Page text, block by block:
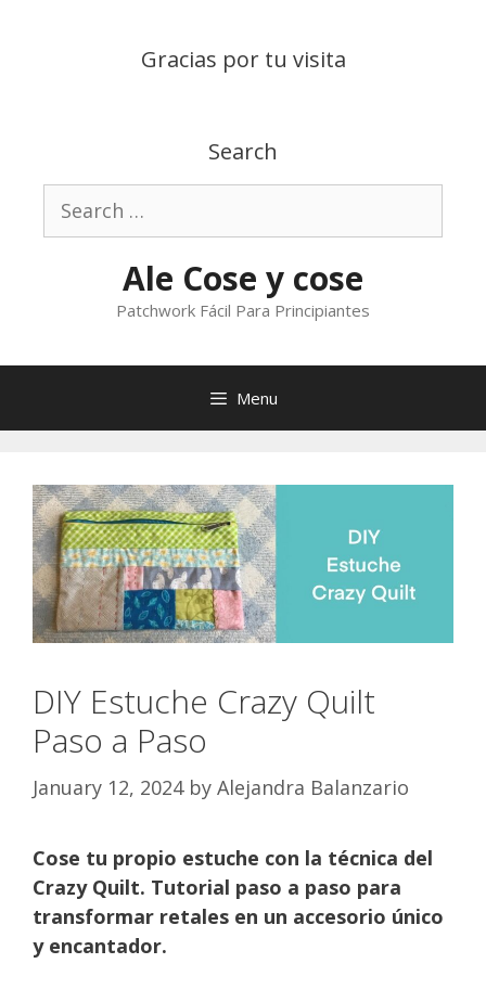
Gracias por tu visita
Search
Search
for:
Ale Cose y cose
Patchwork Fácil Para Principiantes
Menu
DIY Estuche Crazy Quilt
Paso a Paso
January 12, 2024 by Alejandra Balanzario
Cose tu propio estuche con la técnica del
Crazy Quilt. Tutorial paso a paso para
transformar retales en un accesorio único
y encantador.